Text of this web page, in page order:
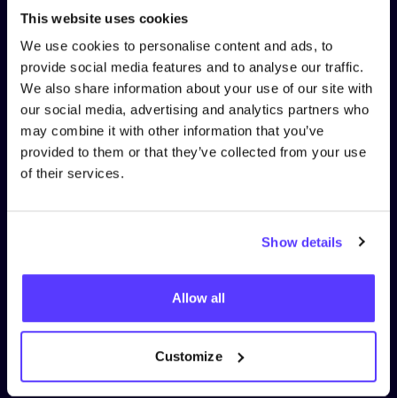
This website uses cookies
We use cookies to personalise content and ads, to
provide social media features and to analyse our traffic.
We also share information about your use of our site with
our social media, advertising and analytics partners who
may combine it with other information that you’ve
provided to them or that they’ve collected from your use
of their services.
Show details
Allow all
Customize
Síguenos
TÉRMINOS DEL SERVICIO
Algemene voorwaarden COSH! voor retailers
Únete a COSH!